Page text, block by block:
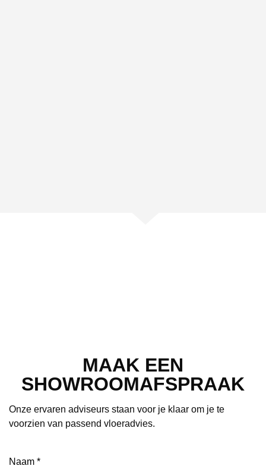
MAAK EEN
SHOWROOMAFSPRAAK
Onze ervaren adviseurs staan voor je klaar om je te
voorzien van passend vloeradvies.